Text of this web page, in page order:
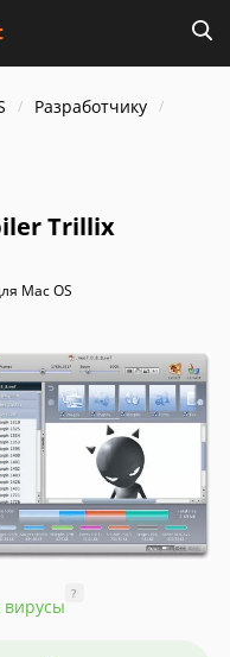
Разработчику
Trillix
Mac OS
?